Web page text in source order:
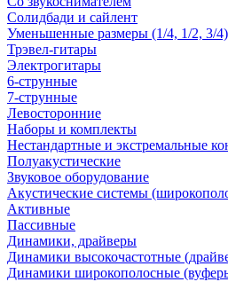
Солидбади и сайлент
Уменьшенные размеры (1/4, 1/2, 3/4)
Трэвел-гитары
Электрогитары
6-струнные
7-струнные
Левосторонние
Наборы и комплекты
Нестандартные и экстремальные
Полуакустические
Звуковое оборудование
Акустические системы
Активные
Пассивные
Динамики, драйверы
Динамики высокочастотные
Динамики широкополосные